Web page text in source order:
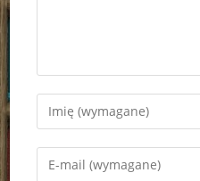
Enter
your
name
Enter